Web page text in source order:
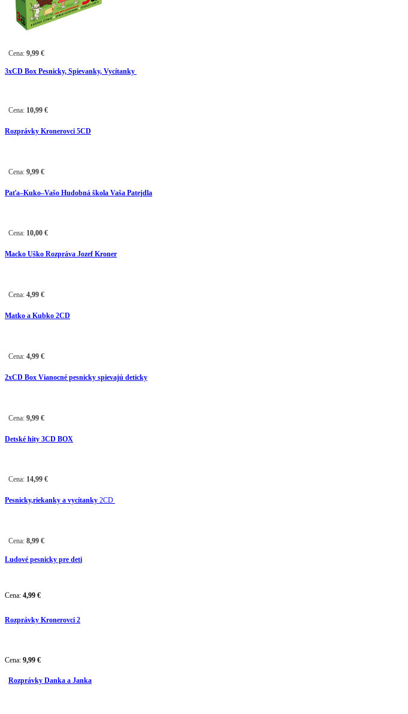
Cena: 9,99 €
3xCD Box Pesnicky, Spievanky, Vycítanky
Cena: 10,99 €
Rozprávky Kronerovci 5CD
Cena: 9,99 €
Paťa–Kuko–Vašo Hudobná škola Vaša Patejdla
Cena: 10,00 €
Macko Uško Rozpráva Jozef Kroner
Cena: 4,99 €
Matko a Kubko 2CD
Cena: 4,99 €
2xCD Box Vianocné pesnicky spievajú deticky
Cena: 9,99 €
Detské hity 3CD BOX
Cena: 14,99 €
Pesnicky,riekanky a vycítanky 2CD
Cena: 8,99 €
Ludové pesnicky pre deti
Cena: 4,99 €
Rozprávky Kronerovci 2
Cena: 9,99 €
Rozprávky Danka a Janka